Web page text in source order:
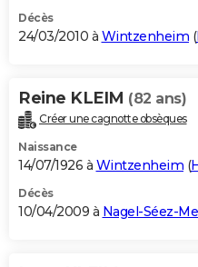
Décès
24/03/2010 à Wintzenheim (
Reine KLEIM (82 ans)
Créer une cagnotte obsèques
Naissance
14/07/1926 à Wintzenheim (
Décès
10/04/2009 à Nagel-Séez-